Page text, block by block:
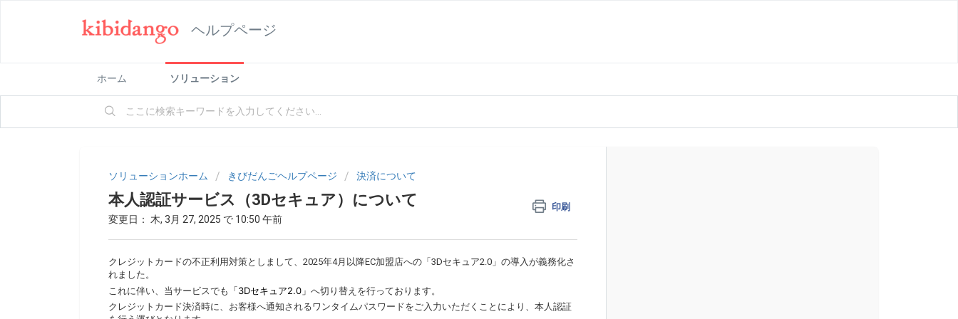
ヘルプページ
ホーム ソリューション
ソリューションホーム きびだんごヘルプページ 決済について
本人認証サービス（3Dセキュア）について 印刷
変更日： 木, 3月 27, 2025 で 10:50 午前
クレジットカードの不正利用対策としまして、2025年4月以降EC加盟店への「3Dセキュア2.0」の導入が義務化さ
れました。
これに伴い、当サービスでも 「3Dセキュア2.0」 へ切り替えを行っております。
クレジットカード決済時に、お客様へ通知されるワンタイムパスワードをご入力いただくことにより、本人認証